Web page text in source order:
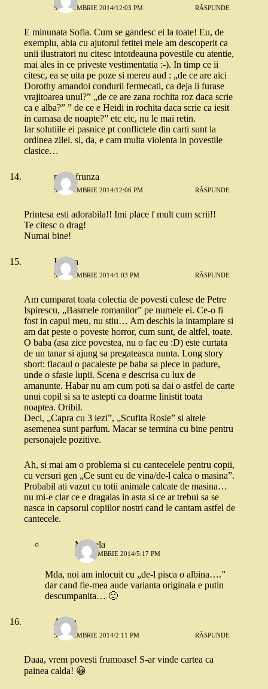
5 DECEMBRIE 2014/12:03 PM RĂSPUNDE
E minunata Sofia. Cum se gandesc ei la toate! Eu, de
exemplu, abia cu ajutorul fetitei mele am descoperit ca
unii ilustratori nu citesc intotdeauna povestile cu atentie,
mai ales in ce priveste vestimentatia :-). In timp ce ii
citesc, ea se uita pe poze si mereu aud : „de ce are aici
Dorothy amandoi condurii fermecati, ca deja ii furase
vrajitoarea unul?” „de ce are zana rochita roz daca scrie
ca e alba?” ” de ce e Heidi in rochita daca scrie ca iesit
in camasa de noapte?” etc etc, nu le mai retin.
Iar solutiile ei pasnice pt conflictele din carti sunt la
ordinea zilei. si, da, e cam multa violenta in povestile
clasice…
mary frunza
5 DECEMBRIE 2014/12:06 PM RĂSPUNDE
Printesa esti adorabila!! Imi place f mult cum scrii!!
Te citesc o drag!
Numai bine!
Icstina
5 DECEMBRIE 2014/1:03 PM RĂSPUNDE
Am cumparat toata colectia de povesti culese de Petre
Ispirescu, „Basmele romanilor” pe numele ei. Ce-o fi
fost in capul meu, nu stiu… Am deschis la intamplare si
am dat peste o poveste horror, cum sunt, de altfel, toate.
O baba (asa zice povestea, nu o fac eu :D) este curtata
de un tanar si ajung sa pregateasca nunta. Long story
short: flacaul o pacaleste pe baba sa plece in padure,
unde o sfasie lupii. Scena e descrisa cu lux de
amanunte. Habar nu am cum poti sa dai o astfel de carte
unui copil si sa te astepti ca doarme linistit toata
noaptea. Oribil.
Deci, „Capra cu 3 iezi”, „Scufita Rosie” si altele
asemenea sunt parfum. Macar se termina cu bine pentru
personajele pozitive.
Ah, si mai am o problema si cu cantecelele pentru copii,
cu versuri gen „Ce sunt eu de vina/de-l calca o masina”.
Probabil ati vazut cu totii animale calcate de masina…
nu mi-e clar ce e dragalas in asta si ce ar trebui sa se
nasca in capsorul copiilor nostri cand le cantam astfel de
cantecele.
Mihaela
9 DECEMBRIE 2014/5:17 PM
Mda, noi am inlocuit cu „de-l pisca o albina….”
dar cand fie-mea aude varianta originala e putin
descumpanita… 🙂
Adela
5 DECEMBRIE 2014/2:11 PM RĂSPUNDE
Daaa, vrem povesti frumoase! S-ar vinde cartea ca
painea calda! 😀